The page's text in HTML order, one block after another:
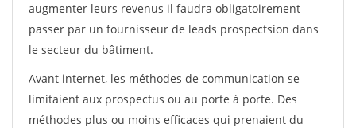
augmenter leurs revenus il faudra obligatoirement
passer par un fournisseur de leads prospectsion dans
le secteur du bâtiment.
Avant internet, les méthodes de communication se
limitaient aux prospectus ou au porte à porte. Des
méthodes plus ou moins efficaces qui prenaient du